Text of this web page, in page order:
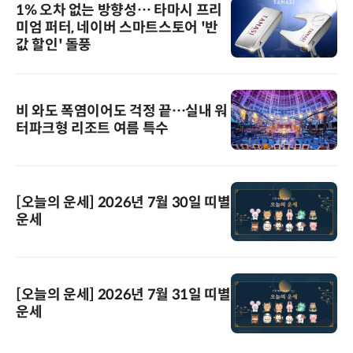
1% 오차 없는 방향성… 타마시 프리
미엄 퍼터, 네이버 스마트스토어 '반
값 할인' 돌풍
비 와도 폭염이어도 걱정 끝…실내 워
터파크형 리조트 여름 특수
[오늘의 운세] 2026년 7월 30일 띠별
운세
[오늘의 운세] 2026년 7월 31일 띠별
운세